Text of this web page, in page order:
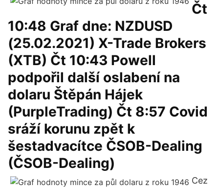
Čt
10:48 Graf dne: NZDUSD
(25.02.2021) X-Trade Brokers
(XTB) Čt 10:43 Powell
podpořil další oslabení na
dolaru Štěpán Hájek
(PurpleTrading) Čt 8:57 Covid
sráží korunu zpět k
šestadvacítce ČSOB-Dealing
(ČSOB-Dealing)
Cez